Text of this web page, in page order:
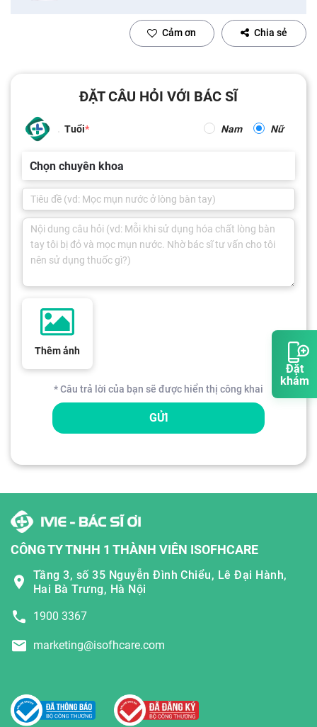
Đặt
khám
Cảm ơn Chia sẻ
ĐẶT CÂU HỎI VỚI BÁC SĨ
Tuổi Nam Nữ
Chọn chuyên khoa
Thêm ảnh
* Câu trả lời của bạn sẽ được hiển thị công khai
GỬI
CÔNG TY TNHH 1 THÀNH VIÊN ISOFHCARE
Tầng 3, số 35 Nguyễn Đình Chiểu, Lê Đại Hành,
Hai Bà Trưng, Hà Nội
1900 3367
marketing@isofhcare.com